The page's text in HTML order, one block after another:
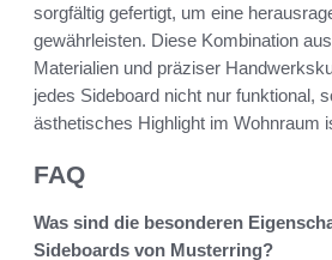
sorgfältig gefertigt, um eine
gewährleisten. Diese Kombination
Materialien und präziser
jedes Sideboard nicht nur funktional,
ästhetisches Highlight im Wohnraum
FAQ
Was sind die besonderen
Sideboards von Musterring?